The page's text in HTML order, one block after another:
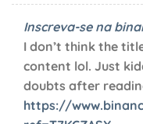
Inscreva-se na
I don’t think the
content lol. Just
doubts after
https://